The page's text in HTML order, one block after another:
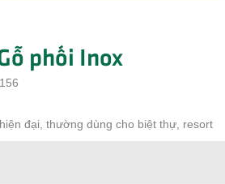
phối Inox
đại, thường dùng cho biệt thự, resort